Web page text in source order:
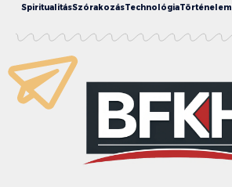
SpiritualitásSzórakozásTechnológiaTörténelem